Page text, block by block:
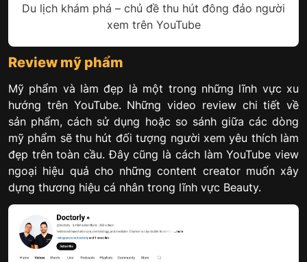
Du lịch khám phá – chủ đề thu hút đông đảo người
xem trên YouTube
Review mỹ phẩm
Mỹ phẩm và làm đẹp là một trong những lĩnh vực xu
hướng trên YouTube. Những video review chi tiết về
sản phẩm, cách sử dụng hoặc so sánh giữa các dòng
mỹ phẩm sẽ thu hút đối tượng người xem yêu thích làm
đẹp trên toàn cầu. Đây cũng là cách làm YouTube view
ngoại hiệu quả cho những content creator muốn xây
dựng thương hiệu cá nhân trong lĩnh vực Beauty.